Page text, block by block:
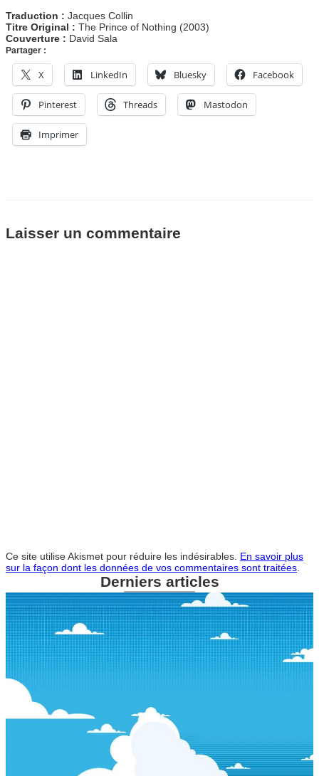
Traduction : Jacques Collin
Titre Original : The Prince of Nothing (2003)
Couverture : David Sala
Partager :
X LinkedIn Bluesky Facebook
Pinterest Threads Mastodon
Imprimer
Laisser un commentaire
Ce site utilise Akismet pour réduire les indésirables. En savoir plus
sur la façon dont les données de vos commentaires sont traitées
Derniers articles